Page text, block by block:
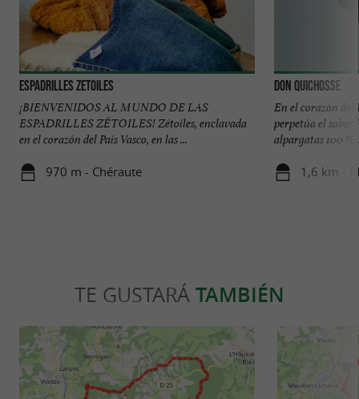
Espadrilles Zetoiles
¡BIENVENIDOS AL MUNDO DE LAS
ESPADRILLES ZÉTOILES! Zétoiles, enclavada
en el corazón del País Vasco, en las ...
970 m - Chéraute
Don Quichosse
En el corazón
perpetúa el saber
alpargatas 100 %
1,6 km -
TE GUSTARÁ TAMBIÉN